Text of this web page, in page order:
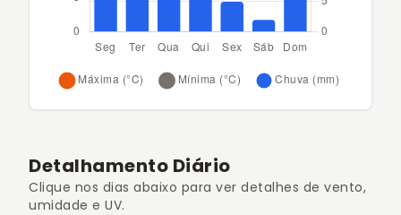
Detalhamento Diário
Clique nos dias abaixo para ver detalhes de vento,
umidade e UV.